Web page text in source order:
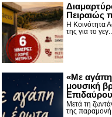
Πειραιώς
Η Κοινότητα
της για το
«Με αγάπη
μουσική
Επιδαύρου
Μετά τη
της